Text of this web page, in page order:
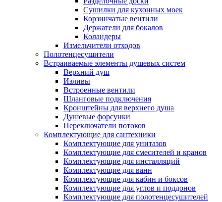
Сушилки для кухонных моек
Корзинчатые вентили
Держатели для бокалов
Коландеры
Измельчители отходов
Полотенцесушители
Встраиваемые элементы душевых систем
Верхний душ
Изливы
Встроенные вентили
Шланговые подключения
Кронштейны для верхнего душа
Душевые форсунки
Переключатели потоков
Комплектующие для сантехники
Комплектующие для унитазов
Комплектующие для смесителей и кранов
Комплектующие для инсталляций
Комплектующие для ванн
Комплектующие для кабин и боксов
Комплектующие для углов и поддонов
Комплектующие для полотенцесушителей